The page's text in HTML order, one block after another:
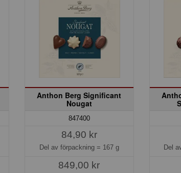
Anthon Berg Significant
Nougat
847400
84,90 kr
Del av förpackning = 167 g
849,00 kr
Del